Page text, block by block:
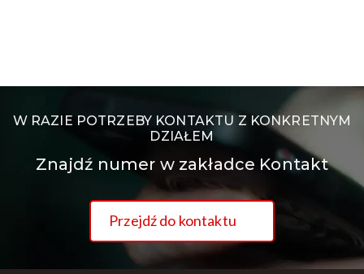
W RAZIE POTRZEBY KONTAKTU Z KONKRETNYM
DZIAŁEM
Znajdź numer w zakładce Kontakt
Przejdź do kontaktu